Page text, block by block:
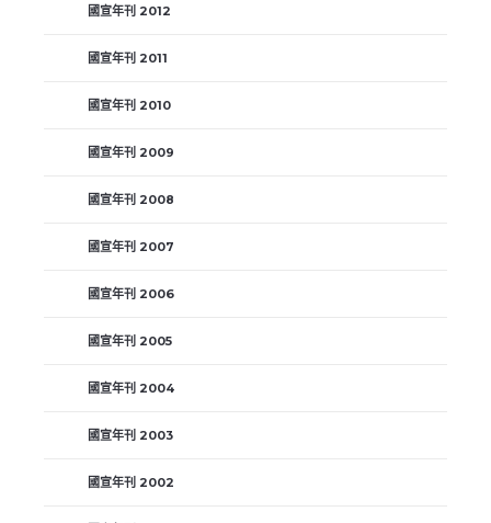
國宣年刊 2012
國宣年刊 2011
國宣年刊 2010
國宣年刊 2009
國宣年刊 2008
國宣年刊 2007
國宣年刊 2006
國宣年刊 2005
國宣年刊 2004
國宣年刊 2003
國宣年刊 2002